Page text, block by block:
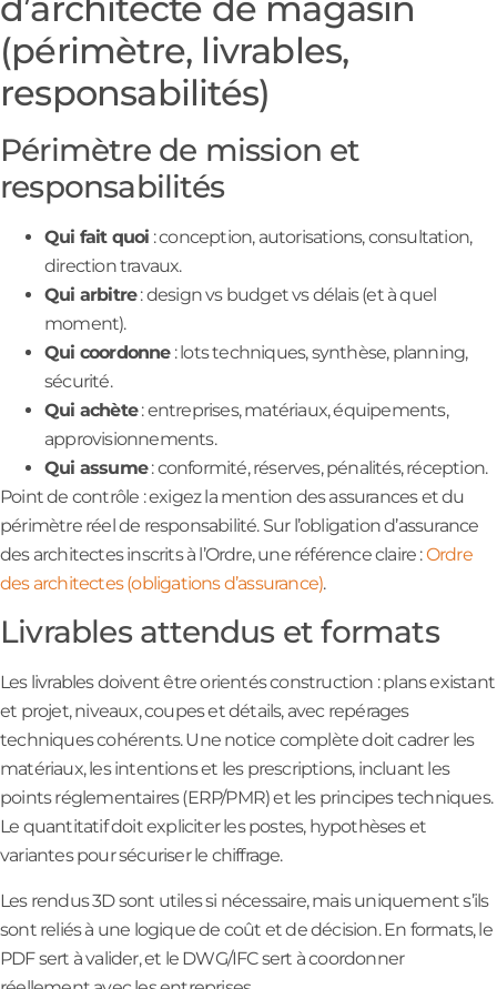
(périmètre, livrables,
responsabilités)
Périmètre de mission et
responsabilités
Qui fait quoi : conception, autorisations, consultation,
direction travaux.
Qui arbitre: design vs budget vs délais (et à quel
moment).
Qui coordonne: lots techniques, synthèse, planning,
sécurité.
Qui achète: entreprises, matériaux, équipements,
approvisionnements.
Qui assume: conformité, réserves, pénalités, réception.
Point de contrôle : exigez la mention des assurances et du
périmètre réel de responsabilité. Sur l’obligation d’assurance
des architectes inscrits à l’Ordre, une référence claire :Ordre
des architectes (obligations d’assurance).
Livrables attendus et formats
Les livrables doivent être orientés construction : plans existant
et projet, niveaux, coupes et détails, avec repérages
techniques cohérents. Une notice complète doit cadrer les
matériaux, les intentions et les prescriptions, incluant les
points réglementaires (ERP/PMR) et les principes techniques.
Le quantitatif doit expliciter les postes, hypothèses et
variantes pour sécuriser le chiffrage.
Les rendus 3D sont utiles si nécessaire, mais uniquement s’ils
sont reliés à une logique de coût et de décision. En formats, le
PDF sert à valider, et le DWG/IFC sert à coordonner